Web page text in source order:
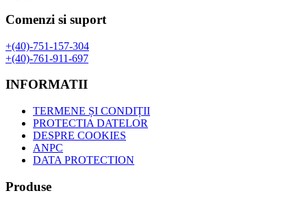
Comenzi si suport
+(40)-751-157-304
+(40)-761-911-697
INFORMATII
TERMENE ȘI CONDIȚII
PROTECTIA DATELOR
DESPRE COOKIES
ANPC
DATA PROTECTION
Produse